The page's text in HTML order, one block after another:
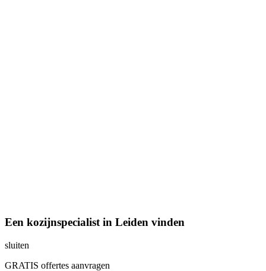
Een kozijnspecialist in Leiden vinden
sluiten
GRATIS offertes aanvragen